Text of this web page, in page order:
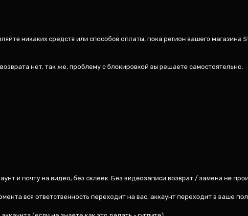
никаких средств или способов оплаты, пока регион вашего магазина
нет, так же, проблему с блокировкой вы решаете самостоятельно.
и почту на видео, без склеек. Без видеозаписи возврат / замена не
вся ответственность переходит на вас, аккаунт переходит в ваше